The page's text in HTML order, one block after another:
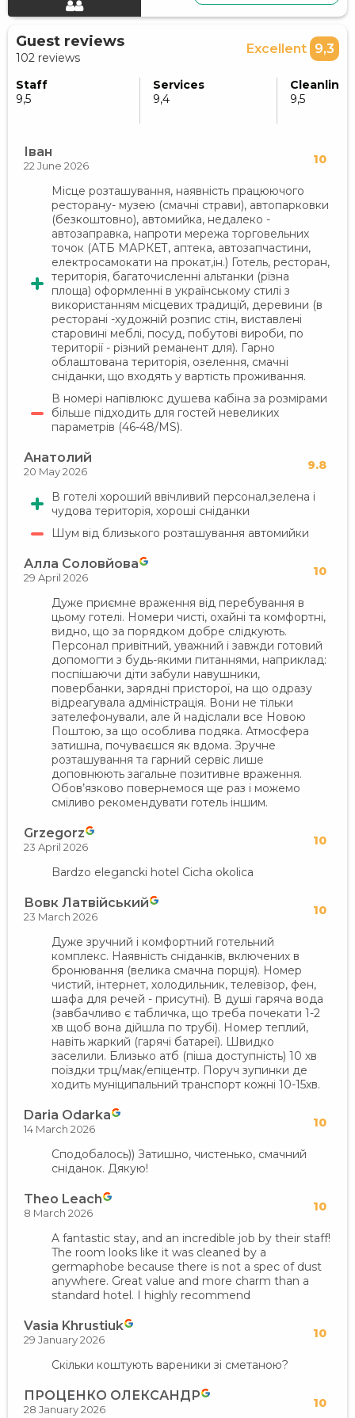
Guest reviews
102 reviews
Excellent 9,3
Staff
9,5
Services
9,4
9,5
Іван 10
22 June 2026
Місце розташування, наявність працюючого
ресторану- музею (смачні страви), автопарковки
(безкоштовно), автомийка, недалеко -
автозаправка, напроти мережа торговельних
точок (АТБ МАРКЕТ, аптека, автозапчастини,
електросамокати на прокат,ін.) Готель, ресторан,
територія, багаточисленні альтанки (різна
площа) оформленні в українському стилі з
використанням місцевих традицій, деревини (в
ресторані -художній розпис стін, виставлені
старовині меблі, посуд, побутові вироби, по
території - різний реманент для). Гарно
облаштована територія, озелення, смачні
сніданки, що входять у вартість проживання.
В номері напівлюкс душева кабіна за розмірами
більше підходить для гостей невеликих
параметрів (46-48/MS).
Анатолий 9.8
20 May 2026
В готелі хороший ввічливий персонал,зелена і
чудова територія, хороші сніданки
Шум від близького розташування автомийки
Алла Соловйова 10
29 April 2026
Дуже приємне враження від перебування в
цьому готелі. Номери чисті, охайні та комфортні,
видно, що за порядком добре слідкують.
Персонал привітний, уважний і завжди готовий
допомогти з будь-якими питаннями, наприклад:
поспішаючи діти забули навушники,
повербанки, зарядні присторої, на що одразу
відреагувала адміністрація. Вони не тільки
зателефонували, але й надіслали все Новою
Поштою, за що особлива подяка. Атмосфера
затишна, почуваєшся як вдома. Зручне
розташування та гарний сервіс лише
доповнюють загальне позитивне враження.
Обов’язково повернемося ще раз і можемо
сміливо рекомендувати готель іншим.
Grzegorz 10
23 April 2026
Bardzo elegancki hotel Cicha okolica
Вовк Латвійський 10
23 March 2026
Дуже зручний і комфортний готельний
комплекс. Наявність сніданків, включених в
бронювання (велика смачна порція). Номер
чистий, інтернет, холодильник, телевізор, фен,
шафа для речей - присутні). В душі гаряча вода
(завбачливо є табличка, що треба почекати 1-2
хв щоб вона дійшла по трубі). Номер теплий,
навіть жаркий (гарячі батареї). Швидко
заселили. Близько атб (піша доступність) 10 хв
поїздки трц/мак/епіцентр. Поруч зупинки де
ходить муніципальний транспорт кожні 10-15хв.
Daria Odarka 10
14 March 2026
Сподобалось)) Затишно, чистенько, смачний
сніданок. Дякую!
Theo Leach 10
8 March 2026
A fantastic stay, and an incredible job by their staff!
The room looks like it was cleaned by a
germaphobe because there is not a spec of dust
anywhere. Great value and more charm than a
standard hotel. I highly recommend
Vasia Khrustiuk 10
29 January 2026
Скільки коштують вареники зі сметаною?
ПРОЦЕНКО ОЛЕКСАНДР 10
28 January 2026